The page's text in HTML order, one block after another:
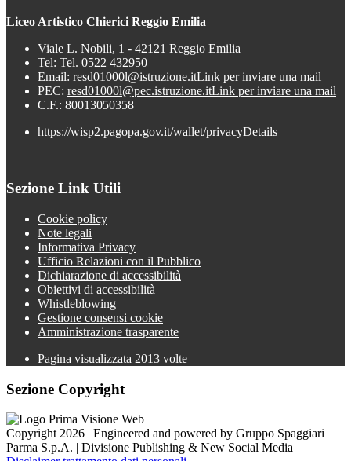
Liceo Artistico Chierici Reggio Emilia
Viale L. Nobili, 1 - 42121 Reggio Emilia
Tel: Tel. 0522 432950
Email: resd01000l@istruzione.itLink per inviare una mail
PEC: resd01000l@pec.istruzione.itLink per inviare una mail
C.F.: 80013050358
https://wisp2.pagopa.gov.it/wallet/privacyDetails
Sezione Link Utili
Cookie policy
Note legali
Informativa Privacy
Ufficio Relazioni con il Pubblico
Dichiarazione di accessibilità
Obiettivi di accessibilità
Whistleblowing
Gestione consensi cookie
Amministrazione trasparente
Pagina visualizzata 2013 volte
Sezione Copyright
Copyright 2026 | Engineered and powered by Gruppo Spaggiari
Parma S.p.A. | Divisione Publishing & New Social Media